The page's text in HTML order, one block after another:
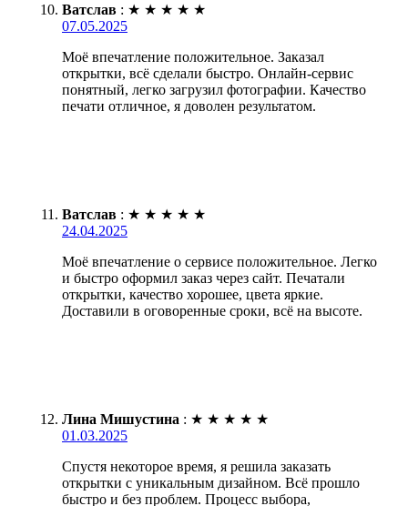
Ватслав : ★ ★ ★ ★ ★
07.05.2025
Моё впечатление положительное. Заказал
открытки, всё сделали быстро. Онлайн-сервис
понятный, легко загрузил фотографии. Качество
печати отличное, я доволен результатом.
Ватслав : ★ ★ ★ ★ ★
24.04.2025
Моё впечатление о сервисе положительное. Легко
и быстро оформил заказ через сайт. Печатали
открытки, качество хорошее, цвета яркие.
Доставили в оговоренные сроки, всё на высоте.
Лина Мишустина : ★ ★ ★ ★ ★
01.03.2025
Спустя некоторое время, я решила заказать
открытки с уникальным дизайном. Всё прошло
быстро и без проблем. Процесс выбора,